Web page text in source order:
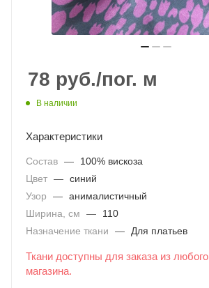
78 руб./пог. м
В наличии
Характеристики
Состав —
100% вискоза
Цвет — синий
Узор
— анималистичный
Ширина, см
—
110
Назначение ткани
— Для платьев
Ткани доступны для заказа из любого
магазина.